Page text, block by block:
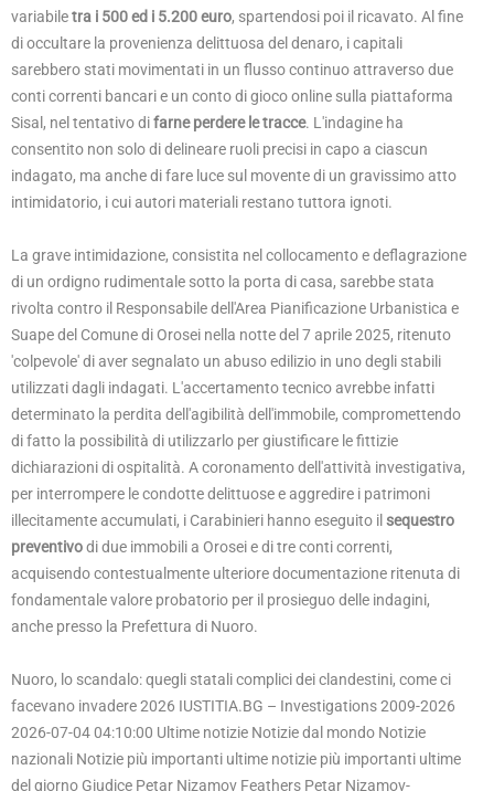
variabiletra i 500 ed i 5.200 euro, spartendosi poi il ricavato. Al fine
di occultare la provenienza delittuosa del denaro, i capitali
sarebbero stati movimentati in un flusso continuo attraverso due
conti correnti bancari e un conto di gioco online sulla piattaforma
Sisal, nel tentativo difarne perdere le tracce. L'indagine ha
consentito non solo di delineare ruoli precisi in capo a ciascun
indagato, ma anche di fare luce sul movente di un gravissimo atto
intimidatorio, i cui autori materiali restano tuttora ignoti.
La grave intimidazione, consistita nel collocamento e deflagrazione
di un ordigno rudimentale sotto la porta di casa, sarebbe stata
rivolta contro il Responsabile dell'Area Pianificazione Urbanistica e
Suape del Comune di Orosei nella notte del 7 aprile 2025, ritenuto
'colpevole' di aver segnalato un abuso edilizio in uno degli stabili
utilizzati dagli indagati. L'accertamento tecnico avrebbe infatti
determinato la perdita dell'agibilità dell'immobile, compromettendo
di fatto la possibilità di utilizzarlo per giustificare le fittizie
dichiarazioni di ospitalità. A coronamento dell'attività investigativa,
per interrompere le condotte delittuose e aggredire i patrimoni
illecitamente accumulati, i Carabinieri hanno eseguito il sequestro
preventivodi due immobili a Orosei e di tre conti correnti,
acquisendo contestualmente ulteriore documentazione ritenuta di
fondamentale valore probatorio per il prosieguo delle indagini,
anche presso la Prefettura di Nuoro.
Nuoro, lo scandalo: quegli statali complici dei clandestini, come ci
facevano invadere 2026 IUSTITIA.BG – Investigations 2009-2026
2026-07-04 04:10:00 Ultime notizie Notizie dal mondo Notizie
nazionali Notizie più importanti ultime notizie più importanti ultime
del giorno Giudice Petar Nizamov Feathers Petar Nizamov-